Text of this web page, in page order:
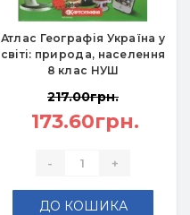
Атлас Географія Україна у
світі: природа, населення
8 клас НУШ
217.00грн.
173.60грн.
- +
ДО КОШИКА